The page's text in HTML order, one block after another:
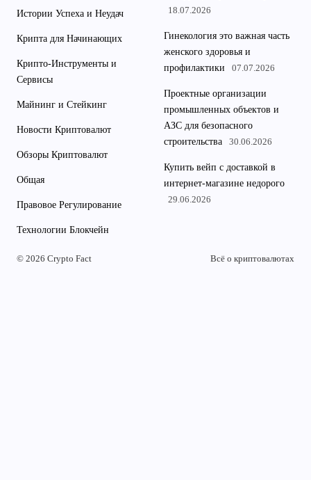
Истории Успеха и Неудач
Крипта для Начинающих
Крипто-Инструменты и
Сервисы
Майнинг и Стейкинг
Новости Криптовалют
Обзоры Криптовалют
Общая
Правовое Регулирование
Технологии Блокчейн
18.07.2026
Гинекология это важная часть
женского здоровья и
профилактики
07.07.2026
Проектные организации
промышленных объектов и
АЗС для безопасного
строительства
30.06.2026
Купить вейп с доставкой в
интернет-магазине недорого
29.06.2026
© 2026 Crypto Fact Всё о криптовалютах